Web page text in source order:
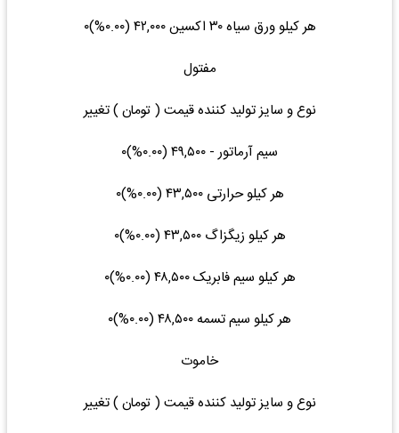
هر کیلو ورق سیاه ۳۰ اکسین ۴۲,۰۰۰ (۰.۰۰%)۰
مفتول
نوع و سایز تولید کننده قیمت ( تومان ) تغییر
سیم آرماتور - ۴۹,۵۰۰ (۰.۰۰%)۰
هر کیلو حرارتی ۴۳,۵۰۰ (۰.۰۰%)۰
هر کیلو زیگزاگ ۴۳,۵۰۰ (۰.۰۰%)۰
هر کیلو سیم فابریک ۴۸,۵۰۰ (۰.۰۰%)۰
هر کیلو سیم تسمه ۴۸,۵۰۰ (۰.۰۰%)۰
خاموت
نوع و سایز تولید کننده قیمت ( تومان ) تغییر